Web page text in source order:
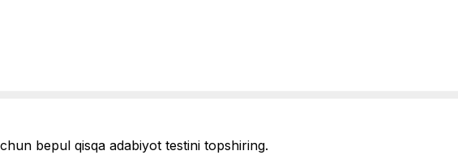
bepul qisqa adabiyot testini topshiring.